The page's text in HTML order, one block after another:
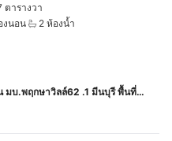
ตารางวา
งนอน
2 ห้องน้ำ
มบ.พฤกษาวิลล์62 .1 มีนบุรี พื้นที่